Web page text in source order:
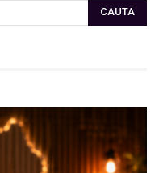
CAUTA